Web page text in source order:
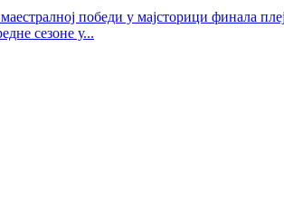
победи у мајсторици финала
сезоне у...